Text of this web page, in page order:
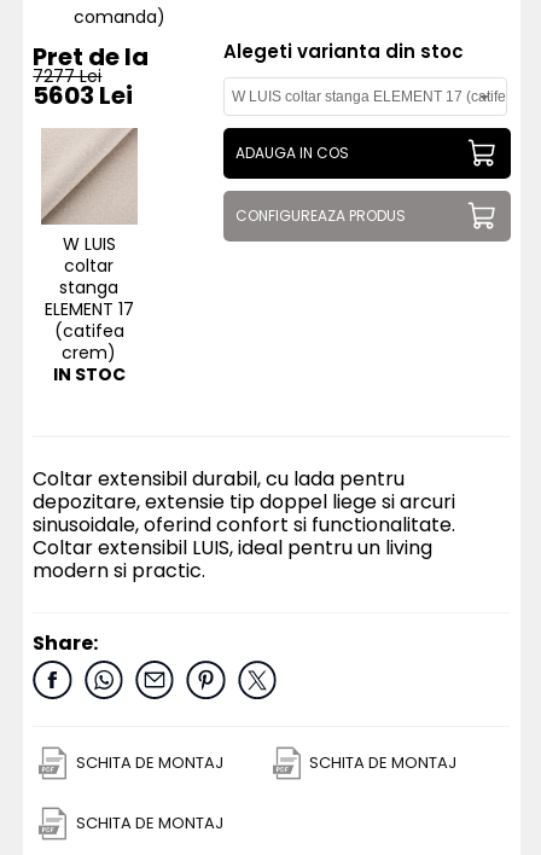
comanda)
Pret de la
7277 Lei
5603 Lei
W LUIS
coltar
stanga
ELEMENT 17
(catifea
crem)
IN STOC
Alegeti varianta din stoc
ADAUGA IN COS
CONFIGUREAZA PRODUS
Coltar extensibil durabil, cu lada pentru
depozitare, extensie tip doppel liege si arcuri
sinusoidale, oferind confort si functionalitate.
Coltar extensibil LUIS, ideal pentru un living
modern si practic.
Share:
SCHITA DE MONTAJ SCHITA DE MONTAJ
SCHITA DE MONTAJ